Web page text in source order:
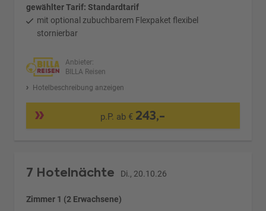
gewählter Tarif: Standardtarif
mit optional zubuchbarem Flexpaket flexibel
stornierbar
Anbieter:
BILLA Reisen
Hotelbeschreibung anzeigen
p.P. ab € 243,-
7 Hotelnächte Di., 20.10.26
Zimmer 1 (2 Erwachsene)